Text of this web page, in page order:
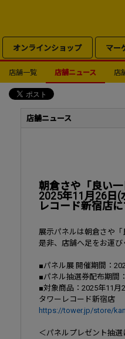
オンラインショップ マー
店舗一覧 店舗ニュース 店
店舗ニュース
朝倉さや「良い
2025年11月26日(
レコード新宿店
展示パネルは朝倉さや
是非、店舗へ足をお運び
■パネル展 開催期間：
■パネル抽選券配布期間
■対象商品：2025年11月
タワーレコード新宿店
https://tower.jp/store/
＜パネルプレゼント抽選